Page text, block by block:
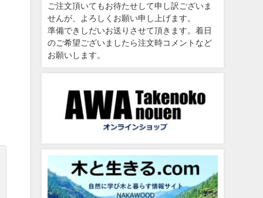
ご注文頂いてもお待たせして申し訳ございま
せんが、よろしくお願い申し上げます。
準備できしだいお送りさせて頂きます。着日
のご希望ございましたら注文時コメントなど
お願いします。